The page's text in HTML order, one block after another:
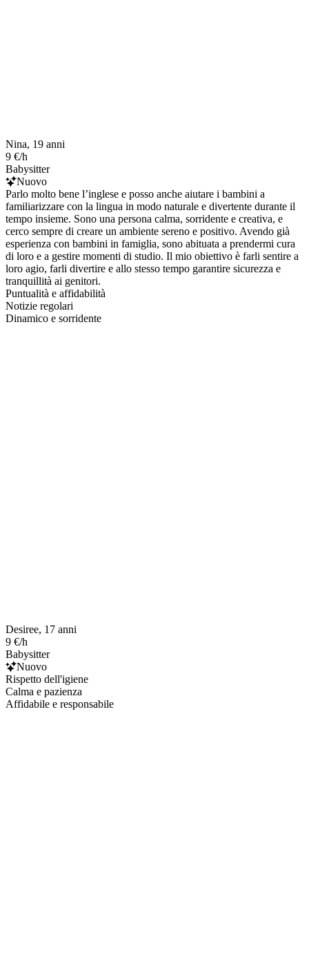
Nina, 19 anni
9 €/h
Babysitter
Nuovo
Parlo molto bene l’inglese e posso anche aiutare i bambini a
familiarizzare con la lingua in modo naturale e divertente durante il
tempo insieme. Sono una persona calma, sorridente e creativa, e
cerco sempre di creare un ambiente sereno e positivo. Avendo già
esperienza con bambini in famiglia, sono abituata a prendermi cura
di loro e a gestire momenti di studio. Il mio obiettivo è farli sentire a
loro agio, farli divertire e allo stesso tempo garantire sicurezza e
tranquillità ai genitori.
Puntualità e affidabilità
Notizie regolari
Dinamico e sorridente
Desiree, 17 anni
9 €/h
Babysitter
Nuovo
Rispetto dell'igiene
Calma e pazienza
Affidabile e responsabile